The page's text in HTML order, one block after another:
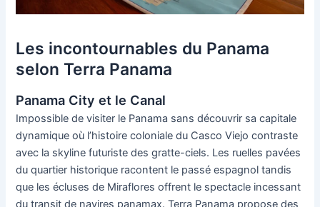
Les incontournables du Panama
selon Terra Panama
Panama City et le Canal
Impossible de visiter le Panama sans découvrir sa capitale
dynamique où l’histoire coloniale du Casco Viejo contraste
avec la skyline futuriste des gratte-ciels. Les ruelles pavées
du quartier historique racontent le passé espagnol tandis
que les écluses de Miraflores offrent le spectacle incessant
du transit de navires panamax. Terra Panama propose des